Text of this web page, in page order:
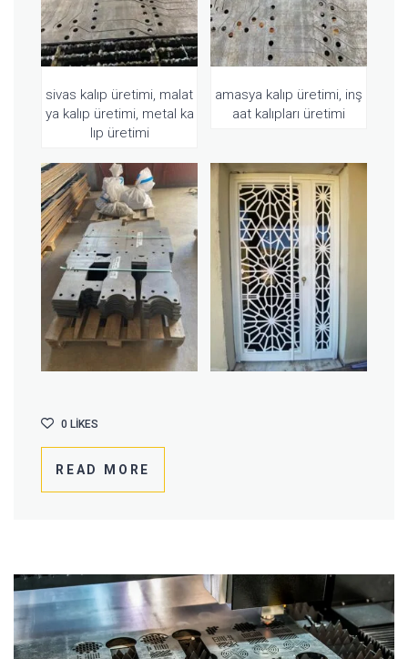
sivas kalıp üretimi, malat
ya kalıp üretimi, metal ka
lıp üretimi
amasya kalıp üretimi, inş
aat kalıpları üretimi
READ MORE
0 LIKES